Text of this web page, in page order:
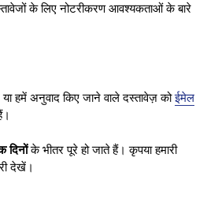
के लिए नोटरीकरण आवश्यकताओं के बारे
हमें अनुवाद किए जाने वाले दस्तावेज़ कोईमेल
दिनोंके भीतर पूरे हो जाते हैं। कृपया हमारी
देखें।